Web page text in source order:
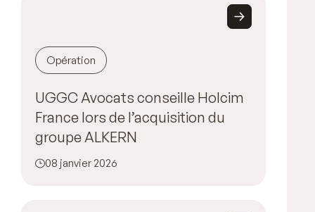
Opération
UGGC Avocats conseille Holcim
France lors de l’acquisition du
groupe ALKERN
08 janvier 2026